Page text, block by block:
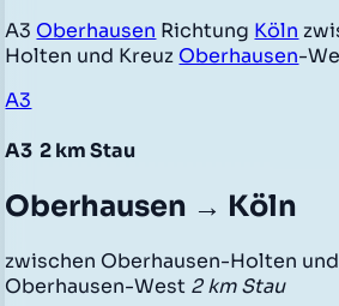
A3 Oberhausen Richtung Köln
Holten und Kreuz Oberhausen-
A3
A3 2 km Stau
Oberhausen → Köln
zwischen Oberhausen-Holten
Oberhausen-West 2 km Stau